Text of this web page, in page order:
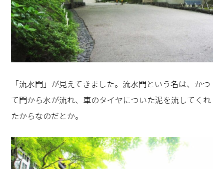
「流水門」が見えてきました。流水門という名は、かつ
て門から水が流れ、車のタイヤについた泥を流してくれ
たからなのだとか。